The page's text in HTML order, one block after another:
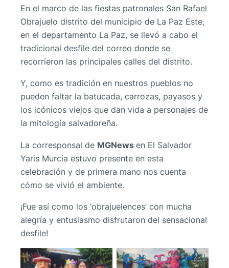
En el marco de las fiestas patronales San Rafael
Obrajuelo distrito del municipio de La Paz Este,
en el departamento La Paz, se llevó a cabo el
tradicional desfile del correo donde se
recorrieron las principales calles del distrito.
Y, como es tradición en nuestros pueblos no
pueden faltar la batucada, carrozas, payasos y
los icónicos viejos que dan vida a personajes de
la mitología salvadoreña.
La corresponsal de MGNews en El Salvador
Yaris Murcia estuvo presente en esta
celebración y de primera mano nos cuenta
cómo se vivió el ambiente.
¡Fue así como los ‘obrajuelences’ con mucha
alegría y entusiasmo disfrutaron del sensacional
desfile!